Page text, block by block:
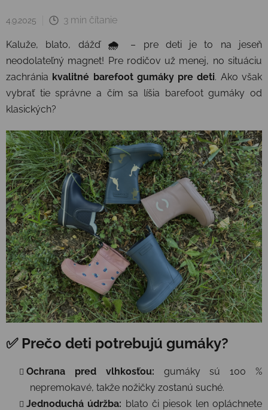
4.9.2025 3 min čítanie
Kaluže, blato, dážď 🌧️ – pre deti je to na jeseň
neodolateľný magnet! Pre rodičov už menej, no situáciu
zachránia kvalitné barefoot gumáky pre deti. Ako však
vybrať tie správne a čím sa líšia barefoot gumáky od
klasických?
✅ Prečo deti potrebujú gumáky?
Ochrana pred vlhkosťou: gumáky sú 100 %
nepremokavé, takže nožičky zostanú suché.
Jednoduchá údržba: blato či piesok len opláchnete